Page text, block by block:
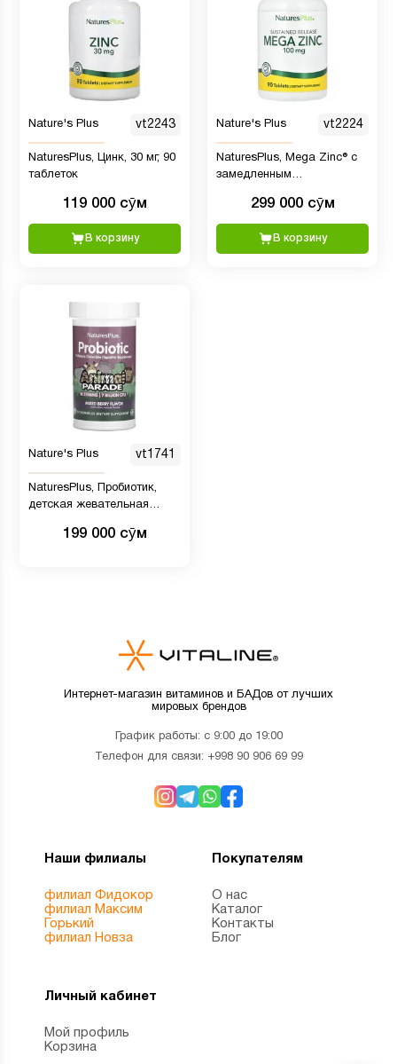
Nature's Plus vt2243
NaturesPlus, Цинк, 30 мг, 90
таблеток
119 000 сӯм
В корзину
Nature's Plus vt2224
NaturesPlus, Mega Zinc® с
замедленным
таблеток299 000 сӯм
В корзину
Nature's Plus vt1741
NaturesPlus, Пробиотик,
детская жевательная
ягодное ассорти, 30
199 000 сӯм
Интернет-магазин витаминов и БАДов от лучших
мировых брендов
График работы: с 9:00 до 19:00
Телефон для связи: +998 90 906 69 99
Наши филиалы
филиал Фидокор
филиал Максим
Горький
филиал Новза
Покупателям
О нас
Каталог
Контакты
Блог
Личный кабинет
Мой профиль
Корзина